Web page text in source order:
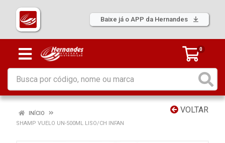
Baixe já o APP da Hernandes
0
VOLTAR
INÍCIO
SHAMP VUELO UN-500ML LISO/CH INFAN